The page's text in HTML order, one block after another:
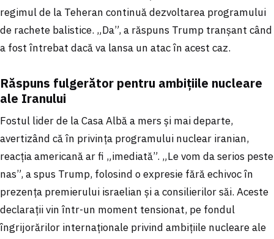
regimul de la Teheran continuă dezvoltarea programului
de rachete balistice. „Da”, a răspuns Trump tranșant când
a fost întrebat dacă va lansa un atac în acest caz.
Răspuns fulgerător pentru ambițiile nucleare
ale Iranului
Fostul lider de la Casa Albă a mers și mai departe,
avertizând că în privința programului nuclear iranian,
reacția americană ar fi „imediată”. „Le vom da serios peste
nas”, a spus Trump, folosind o expresie fără echivoc în
prezența premierului israelian și a consilierilor săi. Aceste
declarații vin într-un moment tensionat, pe fondul
îngrijorărilor internaționale privind ambițiile nucleare ale